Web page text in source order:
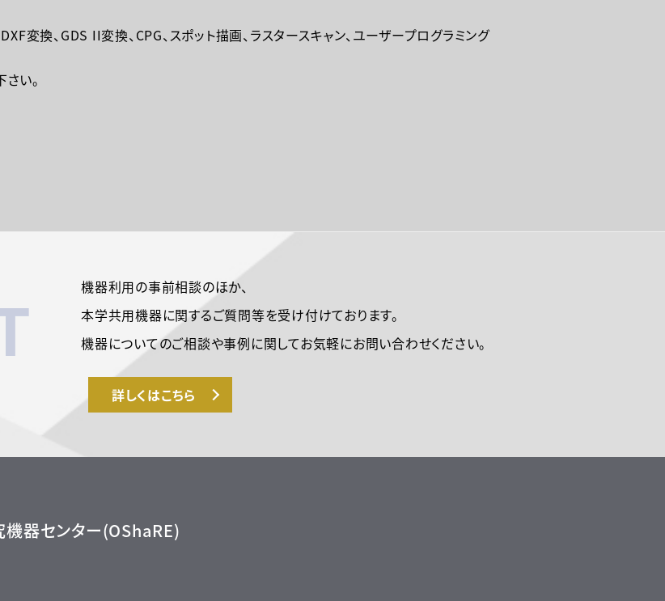
DXF変換、GDS II変換、CPG、スポット描画、ラスタースキャン、ユーザープログラミング
い。
機器利用の事前相談のほか、
本学共用機器に関するご質問等を受け付けております。
機器についてのご相談や事例に関してお気軽にお問い合わせください。
詳しくはこちら
器センター(OShaRE)